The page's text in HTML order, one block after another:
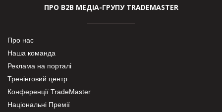
ПРО В2В МЕДІА-ГРУПУ TRADEMASTER
Про нас
Наша команда
Реклама на порталі
Тренінговий центр
Конференції TradeMaster
Національні Премії